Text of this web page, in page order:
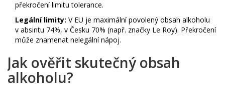
překročení limitu tolerance.
Legální limity: V EU je maximální povolený obsah alkoholu
v absintu 74%, v Česku 70% (např. značky Le Roy). Překročení
může znamenat nelegální nápoj.
Jak ověřit skutečný obsah
alkoholu?